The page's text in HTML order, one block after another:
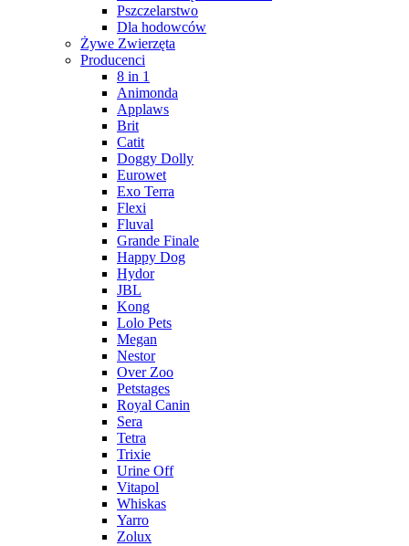
Pszczelarstwo
Dla hodowców
Żywe Zwierzęta
Producenci
8 in 1
Animonda
Applaws
Brit
Catit
Doggy Dolly
Eurowet
Exo Terra
Flexi
Fluval
Grande Finale
Happy Dog
Hydor
JBL
Kong
Lolo Pets
Megan
Nestor
Over Zoo
Petstages
Royal Canin
Sera
Tetra
Trixie
Urine Off
Vitapol
Whiskas
Yarro
Zolux